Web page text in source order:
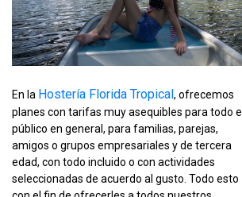
En la Hostería Florida Tropical, ofrecemos
planes con tarifas muy asequibles para todo el
público en general, para familias, parejas,
amigos o grupos empresariales y de tercera
edad, con todo incluido o con actividades
seleccionadas de acuerdo al gusto. Todo esto